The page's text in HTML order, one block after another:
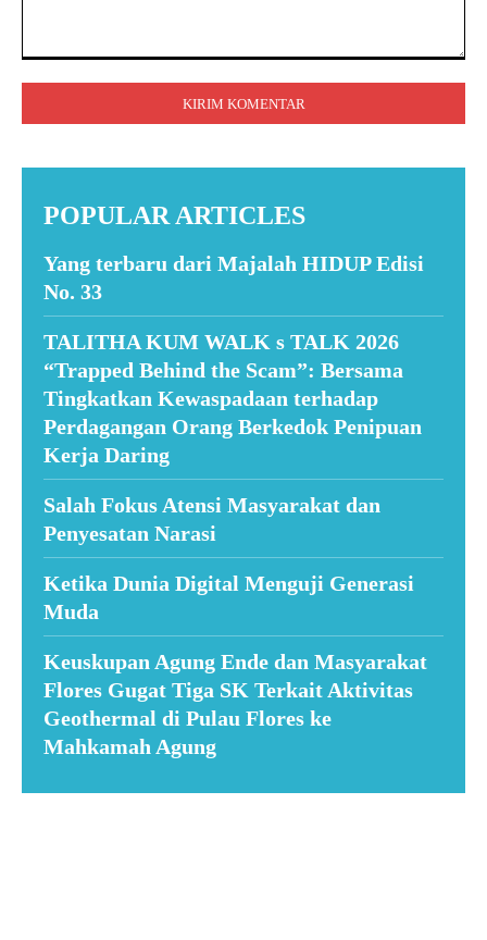
POPULAR ARTICLES
Yang terbaru dari Majalah HIDUP Edisi
No. 33
TALITHA KUM WALK s TALK 2026
“Trapped Behind the Scam”: Bersama
Tingkatkan Kewaspadaan terhadap
Perdagangan Orang Berkedok Penipuan
Kerja Daring
Salah Fokus Atensi Masyarakat dan
Penyesatan Narasi
Ketika Dunia Digital Menguji Generasi
Muda
Keuskupan Agung Ende dan Masyarakat
Flores Gugat Tiga SK Terkait Aktivitas
Geothermal di Pulau Flores ke
Mahkamah Agung